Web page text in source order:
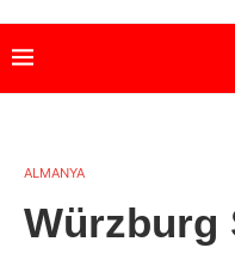
ALMANYA
Würzburg